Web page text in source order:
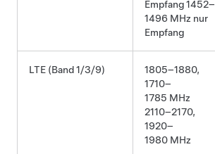
Empfang 1452–
1496 MHz nur
Empfang
LTE (Band 1/3/9)
1805–1880,
1710–
1785 MHz
2110–2170,
1920–
1980 MHz